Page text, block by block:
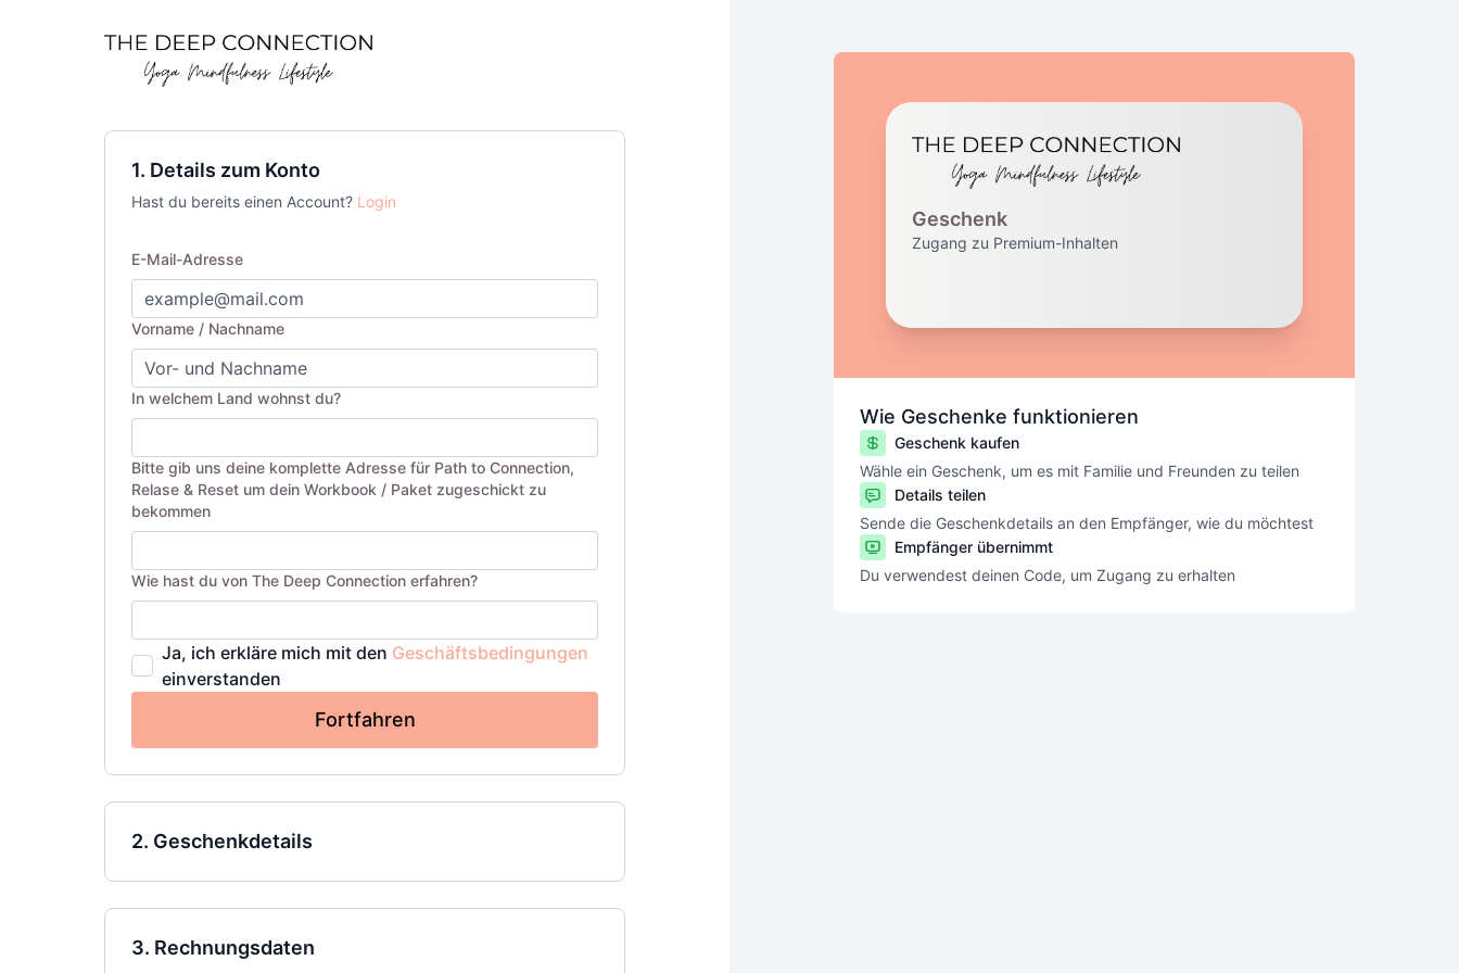
1. Details zum Konto
Hast du bereits einen Account? Login
E-Mail-Adresse
Vorname / Nachname
In welchem Land wohnst du?
Bitte gib uns deine komplette Adresse für Path to Connection,
Relase & Reset um dein Workbook / Paket zugeschickt zu
bekommen
Wie hast du von The Deep Connection erfahren?
Ja, ich erkläre mich mit den Geschäftsbedingungen
einverstanden
Fortfahren
2. Geschenkdetails
3. Rechnungsdaten
Geschenk
Zugang zu Premium-Inhalten
Wie Geschenke funktionieren
Geschenk kaufen
Wähle ein Geschenk, um es mit Familie und Freunden zu teilen
Details teilen
Sende die Geschenkdetails an den Empfänger, wie du möchtest
Empfänger übernimmt
Du verwendest deinen Code, um Zugang zu erhalten